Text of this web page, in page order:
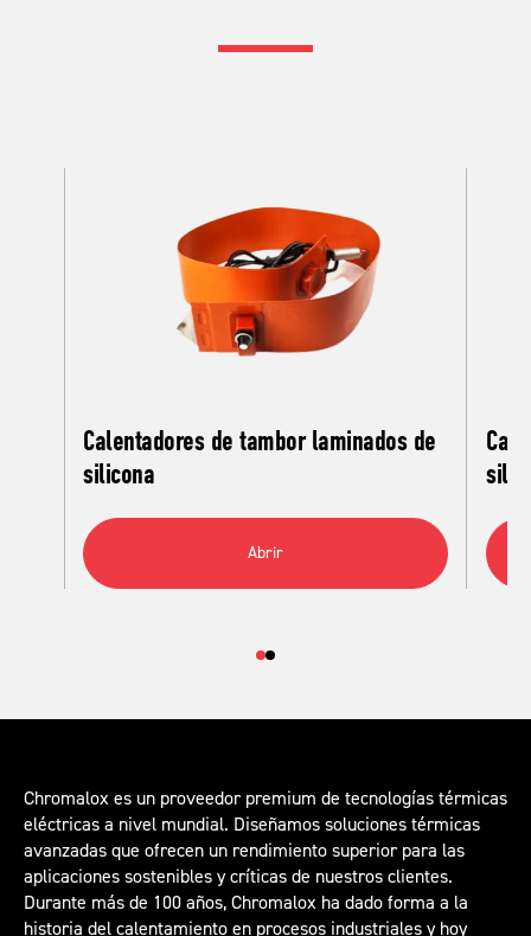
Calentadores de tambor laminados de
silicona
Abrir
Chromalox es un proveedor premium de tecnologías térmicas
eléctricas a nivel mundial. Diseñamos soluciones térmicas
avanzadas que ofrecen un rendimiento superior para las
aplicaciones sostenibles y críticas de nuestros clientes.
Durante más de 100 años, Chromalox ha dado forma a la
historia del calentamiento en procesos industriales y hoy